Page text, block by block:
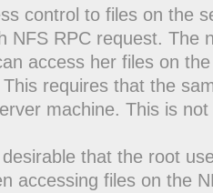
control to files on the
NFS RPC request. The
access her files on
requires that the
machine. This is
that the root
accessing files on the